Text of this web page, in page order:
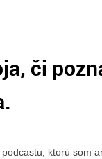
či
ktorú som